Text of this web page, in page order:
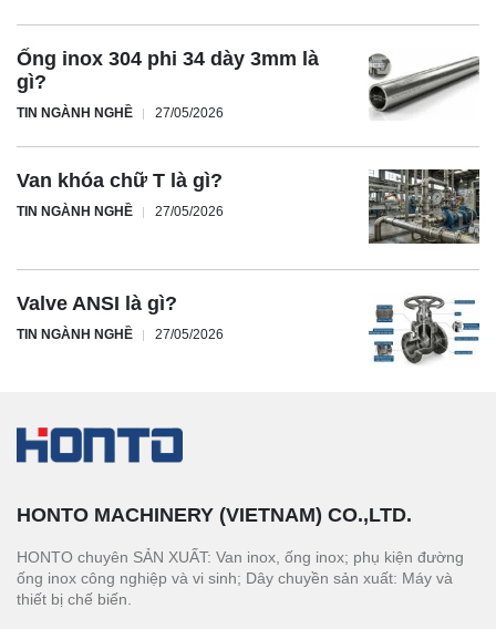
Ống inox 304 phi 34 dày 3mm là
gì?
TIN NGÀNH NGHỀ 27/05/2026
Van khóa chữ T là gì?
TIN NGÀNH NGHỀ 27/05/2026
Valve ANSI là gì?
TIN NGÀNH NGHỀ 27/05/2026
HONTO MACHINERY (VIETNAM) CO.,LTD.
HONTO chuyên SẢN XUẤT: Van inox, ống inox; phụ kiện đường
ống inox công nghiệp và vi sinh; Dây chuyền sản xuất: Máy và
thiết bị chế biến.